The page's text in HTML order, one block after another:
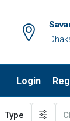
Login
Type